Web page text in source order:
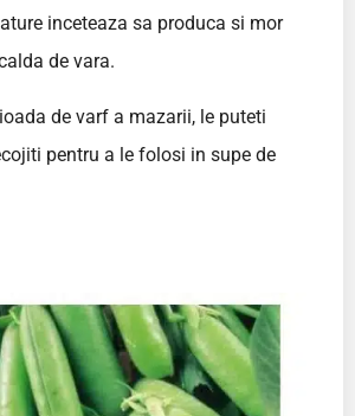
inceteaza sa produca si mor
de vara.
de varf a mazarii, le puteti
pentru a le folosi in supe de